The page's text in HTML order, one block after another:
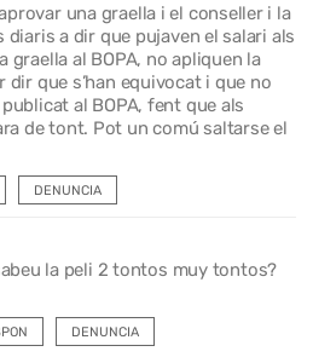
una graella i el conseller i la
a dir que pujaven el salari als
graella al BOPA, no apliquen la
dir que s’han equivocat i que no
al BOPA, fent que als
de tont. Pot un comú saltarse el
DENUNCIA
la peli 2 tontos muy tontos?
DENUNCIA